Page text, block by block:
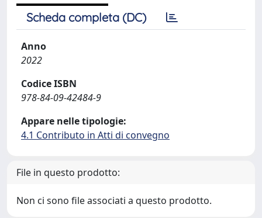
Scheda completa (DC)
Anno
2022
Codice ISBN
978-84-09-42484-9
Appare nelle tipologie:
4.1 Contributo in Atti di convegno
File in questo prodotto:
Non ci sono file associati a questo prodotto.